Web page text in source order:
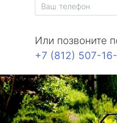
Или позвоните
+7 (812) 507-